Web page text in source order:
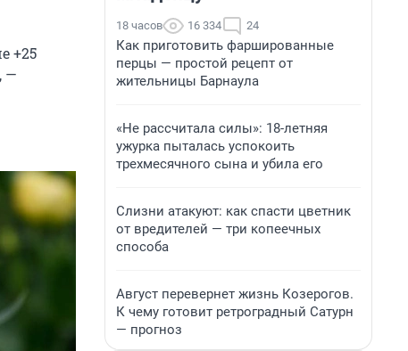
+25
—
18 часов 16 334 24
Как приготовить фаршированные
перцы — простой рецепт от
жительницы Барнаула
«Не рассчитала силы»: 18-летняя
ужурка пыталась успокоить
трехмесячного сына и убила его
Слизни атакуют: как спасти цветник
от вредителей — три копеечных
способа
Август перевернет жизнь Козерогов.
К чему готовит ретроградный Сатурн
— прогноз